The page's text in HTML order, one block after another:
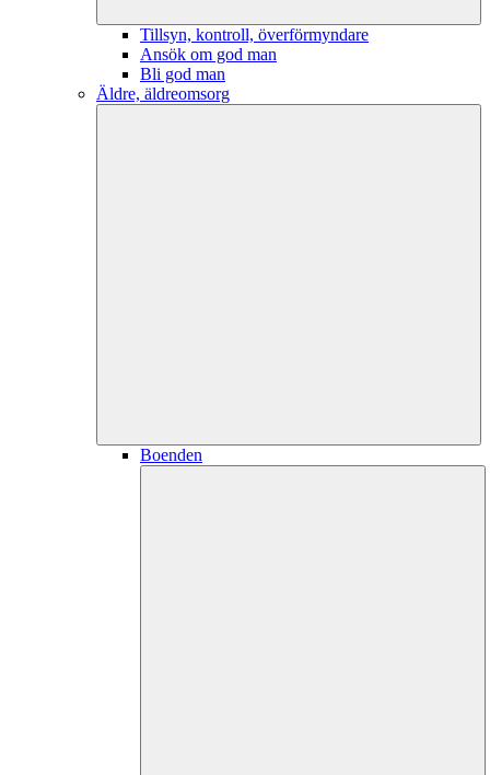
Tillsyn, kontroll, överförmyndare
Ansök om god man
Bli god man
Äldre, äldreomsorg
Boenden